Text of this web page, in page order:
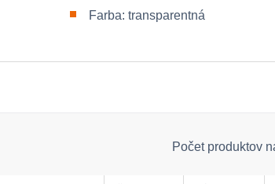
Farba: transparentná
Počet produktov